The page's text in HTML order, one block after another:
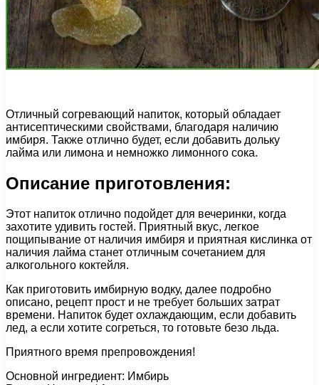
Отличный согревающий напиток, который обладает
антисептическими свойствами, благодаря наличию
имбиря. Также отлично будет, если добавить дольку
лайма или лимона и немножко лимонного сока.
Описание приготовления:
Этот напиток отлично подойдет для вечеринки, когда
захотите удивить гостей. Приятный вкус, легкое
пощипывание от наличия имбиря и приятная кислинка от
наличия лайма станет отличным сочетанием для
алкогольного коктейля.
Как приготовить имбирную водку, далее подробно
описано, рецепт прост и не требует больших затрат
времени. Напиток будет охлаждающим, если добавить
лед, а если хотите согреться, то готовьте безо льда.
Приятного время препровождения!
Основной ингредиент: Имбирь